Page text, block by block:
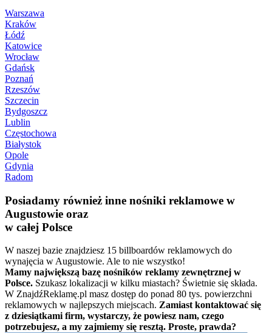
Warszawa
Kraków
Łódź
Katowice
Wrocław
Gdańsk
Poznań
Rzeszów
Szczecin
Bydgoszcz
Lublin
Częstochowa
Białystok
Opole
Gdynia
Radom
Posiadamy również inne nośniki reklamowe w
Augustowie oraz
w całej Polsce
W naszej bazie znajdziesz 15 billboardów reklamowych do
wynajęcia w Augustowie. Ale to nie wszystko!
Mamy największą bazę nośników reklamy zewnętrznej w
Polsce. Szukasz lokalizacji w kilku miastach? Świetnie się składa.
W ZnajdźReklamę.pl masz dostęp do ponad 80 tys. powierzchni
reklamowych w najlepszych miejscach. Zamiast kontaktować się
z dziesiątkami firm, wystarczy, że powiesz nam, czego
potrzebujesz, a my zajmiemy się resztą. Proste, prawda?